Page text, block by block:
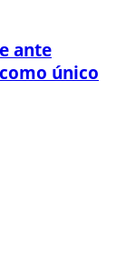
ante
único